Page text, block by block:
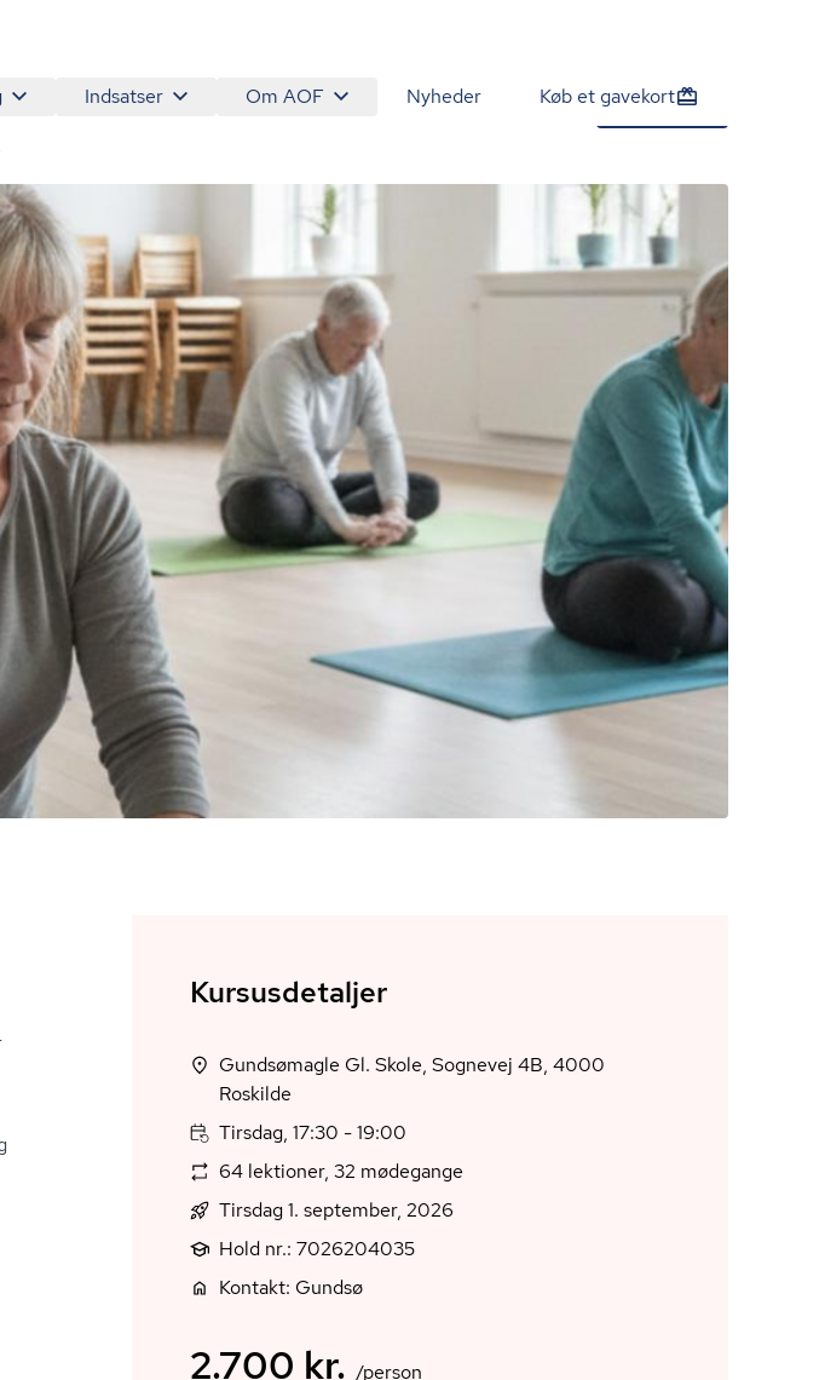
Indsatser Om AOF Nyheder Køb et gavekort
2.700 kr. /person Tilmeld nu
Kursusdetaljer
Gundsømagle Gl. Skole, Sognevej 4B, 4000
Roskilde
Tirsdag, 17:30 - 19:00
64 lektioner, 32 mødegange
Tirsdag 1. september, 2026
Hold nr.: 7026204035
Kontakt: Gundsø
2.700 kr. /person